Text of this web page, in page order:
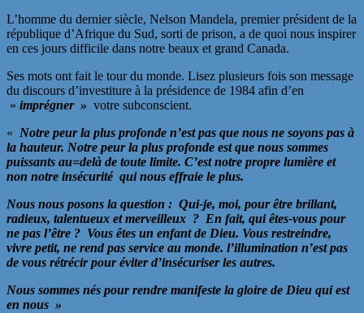
L’homme du dernier siècle, Nelson Mandela, premier président de la
république d’Afrique du Sud, sorti de prison, a de quoi nous inspirer
en ces jours difficile dans notre beaux et grand Canada.
Ses mots ont fait le tour du monde. Lisez plusieurs fois son message
du discours d’investiture à la présidence de 1984 afin d’en
» imprégner » votre subconscient.
« Notre peur la plus profonde n’est pas que nous ne soyons pas à
la hauteur. Notre peur la plus profonde est que nous sommes
puissants au=delà de toute limite. C’est notre propre lumière et
non notre insécurité qui nous effraie le plus.
Nous nous posons la question : Qui-je, moi, pour être brillant,
radieux, talentueux et merveilleux ? En fait, qui êtes-vous pour
ne pas l’être ? Vous êtes un enfant de Dieu. Vous restreindre,
vivre petit, ne rend pas service au monde. l’illumination n’est pas
de vous rétrécir pour éviter d’insécuriser les autres.
Nous sommes nés pour rendre manifeste la gloire de Dieu qui est
en nous »